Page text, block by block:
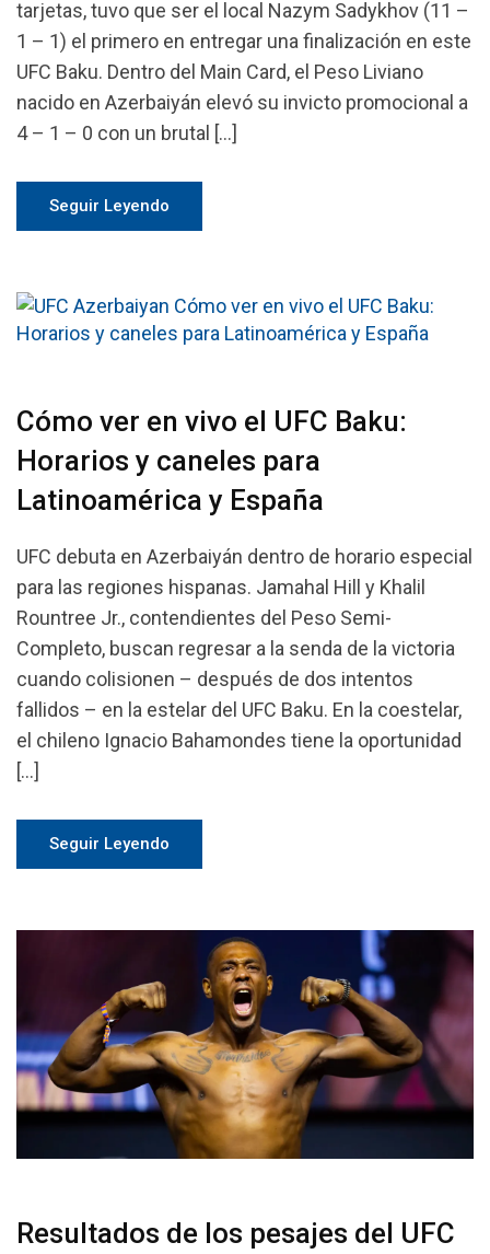
tarjetas, tuvo que ser el local Nazym Sadykhov (11 –
1 – 1) el primero en entregar una finalización en este
UFC Baku. Dentro del Main Card, el Peso Liviano
nacido en Azerbaiyán elevó su invicto promocional a
4 – 1 – 0 con un brutal […]
Seguir Leyendo
Cómo ver en vivo el UFC Baku:
Horarios y caneles para
Latinoamérica y España
UFC debuta en Azerbaiyán dentro de horario especial
para las regiones hispanas. Jamahal Hill y Khalil
Rountree Jr., contendientes del Peso Semi-
Completo, buscan regresar a la senda de la victoria
cuando colisionen – después de dos intentos
fallidos – en la estelar del UFC Baku. En la coestelar,
el chileno Ignacio Bahamondes tiene la oportunidad
[…]
Seguir Leyendo
Resultados de los pesajes del UFC